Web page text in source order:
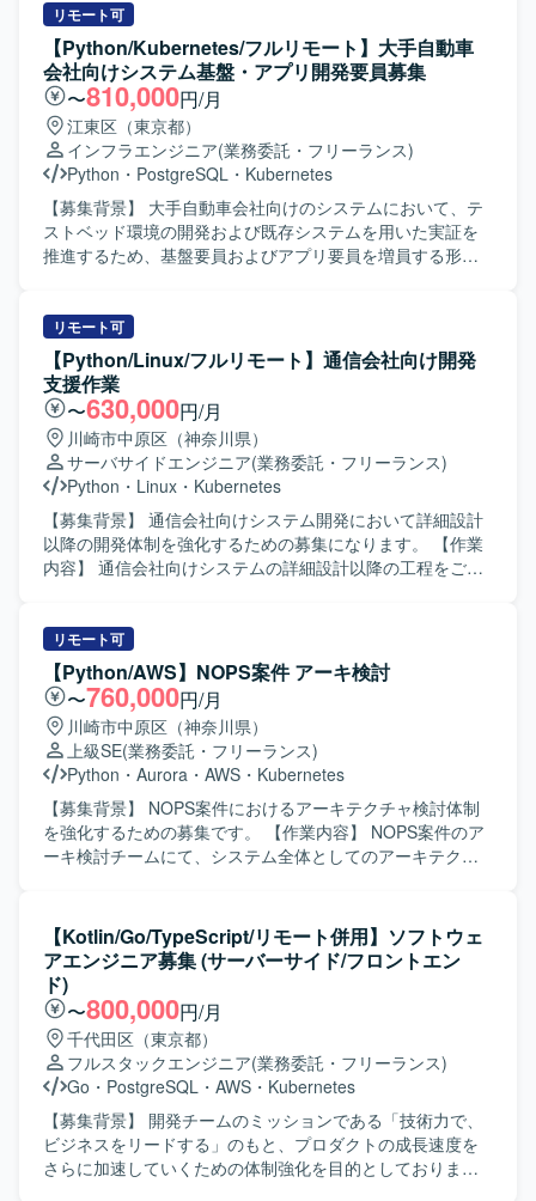
関わることができます。 スモールスタートから5年スパンで
の大規模展開を見据えたプロジェクトであり、立ち上げフ
ェーズから仕様検討やアーキテクチャ設計に関与できま
す。 移動支援や地域交通の維持、ドライバー不足などの社
会課題の解決に直結する社会インフラ領域に挑戦できる点
も大きな魅力です。 【開発環境】 クラウド：AWS または
GCP 基盤：EKS + マネージドサービス 言語：Go / React な
ど（予定） その他：マイクロサービス、データ処理設計 な
ど
ナ環境への移行計画の立案および実行を担当していただき
ます。 ・コンテナ化に伴う現在の運用フローと新規運用フ
ローの擦り合わせや調整を行い、運用しやすい環境へ整備
を推進していただきます。 【求める人物像】 ・社内エンジ
ニアや関係者と円滑にコミュニケーションを取りながら、
主体的に課題解決を進めていただける方を求めておりま
す。 ・クラウドやコンテナ技術の動向に関心を持ち、自ら
キャッチアップしていける方を歓迎いたします。 【ポジシ
ョンの魅力】 ・大規模ECシステムのクラウド・コンテナ基
盤の構築および移行に上流から関わることができ、インフ
ラアーキテクチャ設計や運用設計のスキルを高めていただ
【開発環境】 ・クラウド：Azure、AWS ・コンテナオーケ
ストレーション：Kubernetes ・構成管理／IaC：Terraform
等 ・CI/CD：コンテナ環境向けCI/CDパイプライン（詳細は
プロジェクト内ルールに準拠）
リモート可
【Python/Kubernetes/フルリモート】大手自動車
会社向けシステム基盤・アプリ開発要員募集
〜810,000円/月
江東区（東京都）
インフラエンジニア(業務委託・フリーランス)
Python ・ PostgreSQL ・ Kubernetes
【募集背景】 大手自動車会社向けのシステムにおいて、テ
ストベッド環境の開発および既存システムを用いた実証を
推進するため、基盤要員およびアプリ要員を増員する形で
および実証作業をご担当いただきます。 基盤要員は、エン
ド側システムをテストベッド環境へ移行し、年度内に基盤
開発を完了させるとともに、各種ミドルウェアの構築と検
証を行います。 アプリ要員は、構築済みのKubernetesクラ
スタ上で動作するPythonアプリケーションの設計・実装・
検証を行い、FY25に構築したシステムを用いた実証を推進
していただきます。 【求める人物像】 自身の取り組み内容
をドキュメントとして整理し、JiraやConfluenceなどのツー
ルを活用して知見として残していただける方を求めており
ます。 定期的なミーティングにおいて、実施した作業内容
や検討事項をわかりやすく説明し、関係者と積極的に議論
つ能動的に動ける方にマッチするポジションです。 【ポジ
ションの魅力】 大手自動車会社向けの先進的なシステム基
盤およびアプリケーション開発に携わることができ、
Kubernetesや各種ミドルウェア、Pythonを用いたモダンな
技術スタックで経験を積むことができます。 PoCからテス
トベッド環境の構築、実証まで一連のフェーズに関わるこ
とで、アーキテクチャ設計から実装・検証まで幅広いスキ
ルを身につけられる環境です。 知見のドキュメント化や議
論を通じて、チーム全体でナレッジを蓄積しながらプロジ
ェクトを推進していく経験を得ることができます。 【開発
す。 JiraやConfluenceを用いたタスク管理・ドキュメント
管理を行う予定です。
リモート可
【Python/Linux/フルリモート】通信会社向け開発
支援作業
〜630,000円/月
川崎市中原区（神奈川県）
サーバサイドエンジニア(業務委託・フリーランス)
Python ・ Linux ・ Kubernetes
【募集背景】 通信会社向けシステム開発において詳細設計
以降の開発体制を強化するための募集になります。 【作業
内容】 通信会社向けシステムの詳細設計以降の工程をご担
びテストまでを一貫して対応していただきます。REST API
の作成やコンテナ環境を用いた開発を行っていただきま
す。 【求める人物像】 与えられた機能設計から自走して詳
細設計と実装まで対応していただける方を求めておりま
す。途中で離脱せず、プロジェクト完了まで責任を持って
やり切っていただける方を歓迎いたします。 【ポジション
の魅力】 通信会社向けシステム開発において、Pythonやコ
ンテナ技術などの実践的な経験を積むことができます。詳
細設計からテストまで一連の工程に関わることで、上流か
ら下流までのスキルを磨いていただけます。 【開発環境】
た実装を行っていただきます。コンテナとしてKubernetes
やDockerを利用し、Pytestによるテストを実施いたしま
す。
リモート可
【Python/AWS】NOPS案件 アーキ検討
〜760,000円/月
川崎市中原区（神奈川県）
上級SE(業務委託・フリーランス)
Python ・ Aurora ・ AWS ・ Kubernetes
【募集背景】 NOPS案件におけるアーキテクチャ検討体制
を強化するための募集です。 【作業内容】 NOPS案件のア
ーキ検討チームにて、システム全体としてのアーキテクチ
水平展開の検討、打合せでの説明対応なども行っていただ
きます。 【求める人物像】 上流工程で主体的に動きながら
関係者と合意形成を進められる方を求めています。技術的
な論点を整理し、分かりやすく説明するコミュニケーショ
ン力をお持ちの方です。 【ポジションの魅力】 大規模シス
テムのアーキテクチャ検討に上流から関わることができ、
クラウドやコンテナ技術を活用したモダンなシステム設計
の経験を積むことができます。 【開発環境】 AWSおよびコ
ンテナ技術を活用したバックエンド開発環境を想定してい
ます。
【Kotlin/Go/TypeScript/リモート併用】ソフトウェ
アエンジニア募集 (サーバーサイド/フロントエン
ド)
〜800,000円/月
千代田区（東京都）
フルスタックエンジニア(業務委託・フリーランス)
Go ・ PostgreSQL ・ AWS ・ Kubernetes
【募集背景】 開発チームのミッションである「技術力で、
ビジネスをリードする」のもと、プロダクトの成長速度を
さらに加速していくための体制強化を目的としておりま